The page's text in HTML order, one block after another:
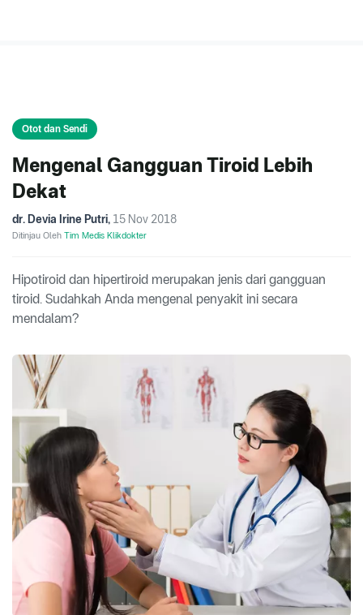
Otot dan Sendi
Mengenal Gangguan Tiroid Lebih
Dekat
dr. Devia Irine Putri, 15 Nov 2018
Ditinjau Oleh Tim Medis Klikdokter
Hipotiroid dan hipertiroid merupakan jenis dari gangguan
tiroid. Sudahkah Anda mengenal penyakit ini secara
mendalam?